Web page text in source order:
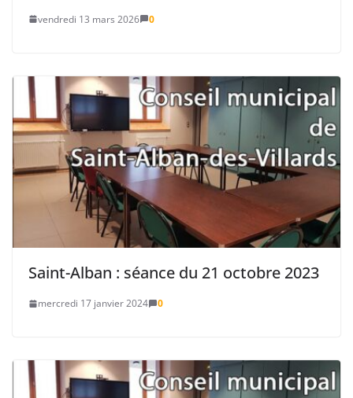
vendredi 13 mars 2026 0
Saint-Alban : séance du 21 octobre 2023
mercredi 17 janvier 2024 0